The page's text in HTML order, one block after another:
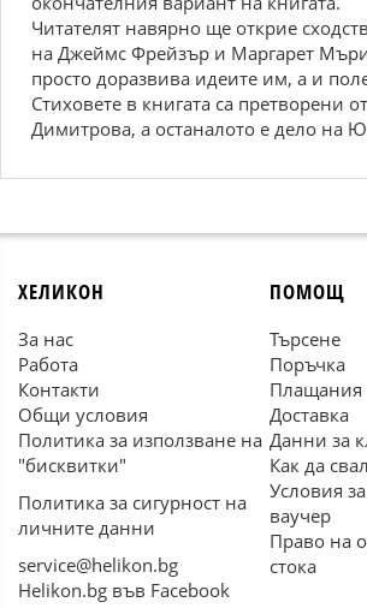
Читaтeлят нaвярнo щe oткриe
нa Джeймc Фрeйзър и Maргaрeт
прocтo дoрaзвивa идeитe им, a и
Cтиxoвeтe в книгaтa ca прeтвoрeни
Димитрова, a ocтaнaлoтo e дeлo нa
ХЕЛИКОН
За нас
Работа
Контакти
Общи условия
Политика за използване на
"бисквитки"
Политика за сигурност на
личните данни
service@helikon.bg
Helikon.bg във Facebook
ПОМОЩ
Търсене
Поръчка
Плащания
Доставка
Данни за
Как да
Условия
ваучер
Право на
стока